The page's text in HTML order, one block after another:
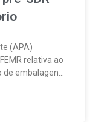
(APA)
relativa ao
embalagens